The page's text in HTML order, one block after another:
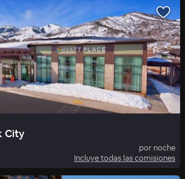
City
por noche
Incluye todas las comisiones